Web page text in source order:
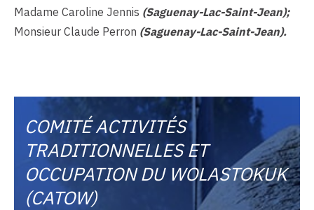
Madame Caroline Jennis (Saguenay-Lac-Saint-Jean);
Monsieur Claude Perron (Saguenay-Lac-Saint-Jean).
COMITÉ ACTIVITÉS
TRADITIONNELLES ET
OCCUPATION DU WOLASTOKUK
(CATOW)